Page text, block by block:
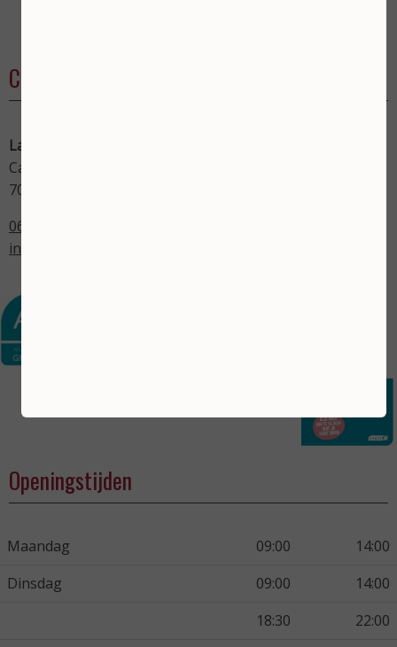
Contact
La Vita Skincare
Catharinastraat 29
7001 BZ Doetinchem
06-17435577
info@lavitaskincare.nl
Openingstijden
Maandag 09:00
14:00
Dinsdag
09:00
14:00
18:30
22:00